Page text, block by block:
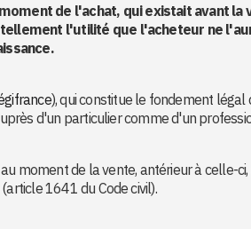
de l'achat, qui existait avant la
l'utilité que l'acheteur ne
), qui constitue le fondement légal
d'un particulier comme d'un
moment de la vente, antérieur à celle-ci,
1641 du Code civil).